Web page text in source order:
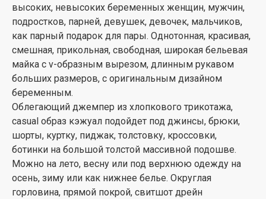
высоких, невысоких беременных женщин, мужчин,
подростков, парней, девушек, девочек, мальчиков,
как парный подарок для пары. Однотонная, красивая,
смешная, прикольная, свободная, широкая бельевая
майка с v-образным вырезом, длинным рукавом
больших размеров, с оригинальным дизайном
беременным.
Облегающий джемпер из хлопкового трикотажа,
casual образ кэжуал подойдет под джинсы, брюки,
шорты, куртку, пиджак, толстовку, кроссовки,
ботинки на большой толстой массивной подошве.
Можно на лето, весну или под верхнюю одежду на
осень, зиму или как нижнее белье. Округлая
горловина, прямой покрой, свитшот дрейн